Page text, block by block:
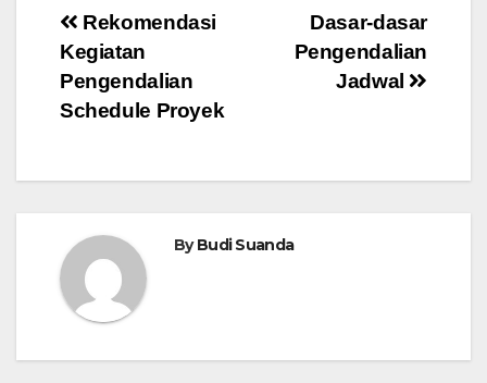
Post
navigation
Dasar-dasar
Pengendalian
Jadwal
Rekomendasi
Kegiatan
Pengendalian
Schedule Proyek
ByBudi Suanda